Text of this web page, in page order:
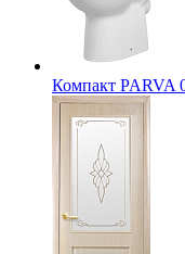
Компакт PARVA